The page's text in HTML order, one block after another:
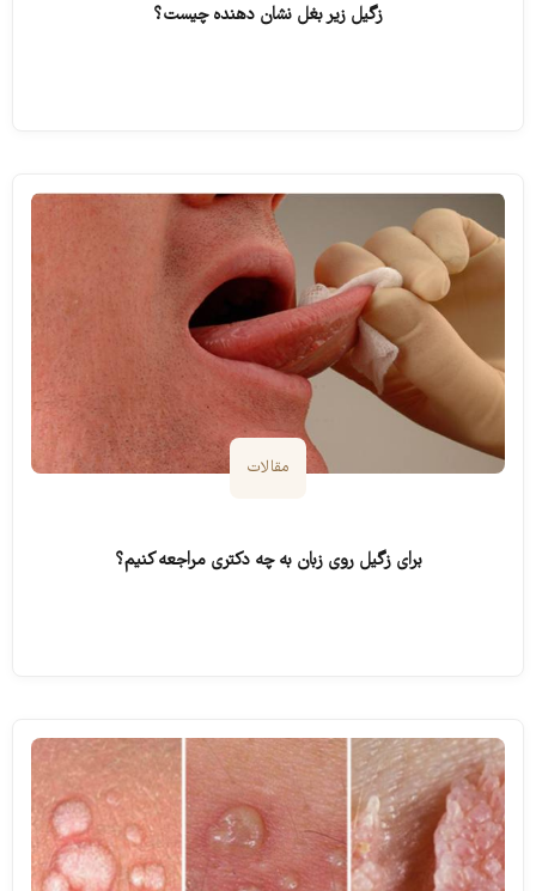
زگیل زیر بغل نشان دهنده چیست؟
مقالات
برای زگیل روی زبان به چه دکتری مراجعه کنیم؟